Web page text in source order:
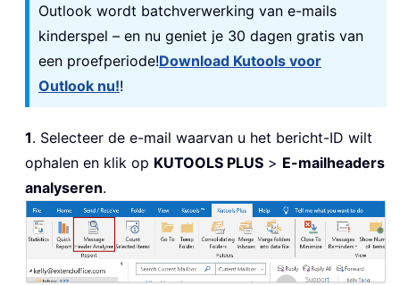
Outlook wordt batchverwerking van e-mails
kinderspel – en nu geniet je 30 dagen gratis van
een proefperiode!Download Kutools voor
Outlook nu!!
1. Selecteer de e-mail waarvan u het bericht-ID wilt
ophalen en klik op KUTOOLS PLUS > E-mailheaders
analyseren.